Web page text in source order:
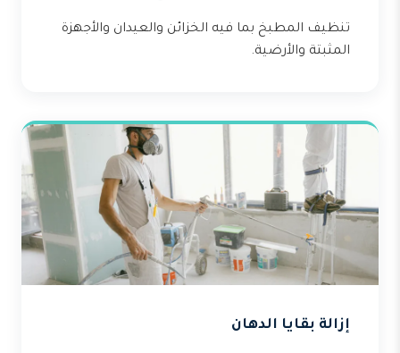
تنظيف المطبخ بما فيه الخزائن والعيدان والأجهزة
المثبتة والأرضية.
إزالة بقايا الدهان